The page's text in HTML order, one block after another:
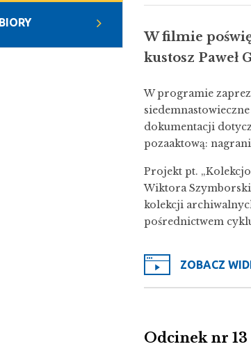
W filmie
kustosz Paweł
W programie
dokumentacji
pozaaktową:
Projekt pt.
Wiktora
kolekcji
pośrednictwem
ZOBACZ
Odcinek nr 13